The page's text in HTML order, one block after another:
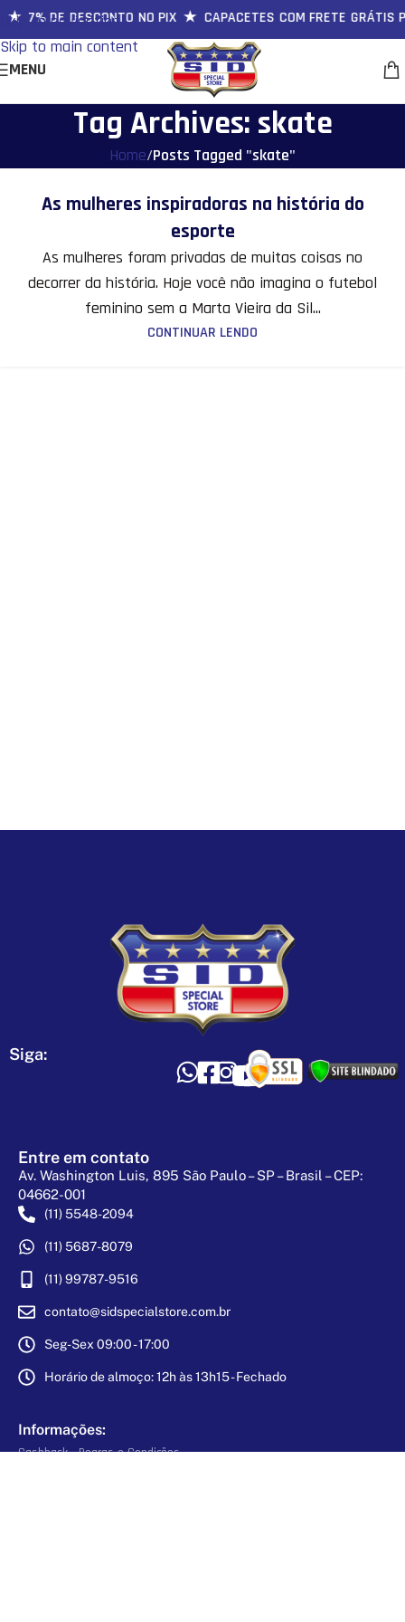
Skip to navigation
Skip to main content
★ 7% DE DESCONTO NO PIX ★ CAPACETES COM FRETE
MENU
Tag Archives: skate
Home/Posts Tagged "skate"
As mulheres inspiradoras na história do
esporte
As mulheres foram privadas de muitas coisas no
decorrer da história. Hoje você não imagina o futebol
feminino sem a Marta Vieira da Sil...
CONTINUAR LENDO
Siga:
Entre em contato
Av. Washington Luis, 895 São Paulo – SP – Brasil – CEP:
04662-001
(11) 5548-2094
(11) 5687-8079
(11) 99787-9516
contato@sidspecialstore.com.br
Seg-Sex 09:00 - 17:00
Horário de almoço: 12h às 13h15 - Fechado
Informações:
Cashback - Regras e Condições